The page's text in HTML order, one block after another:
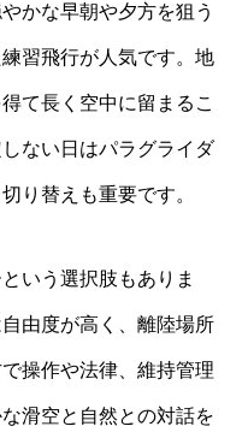
かな早朝や夕方を狙う
習飛行が人気です。地
て長く空中に留まるこ
ない日はパラグライダ
り替えも重要です。
いう選択肢もありま
由度が高く、離陸場所
操作や法律、維持管理
滑空と自然との対話を